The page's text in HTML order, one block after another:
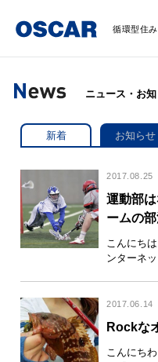
循環型住
ニュース・お
新着 お知らせ
2017.08.25
運動部
ームの
こんにち
ンターネ
2017.06.14
Rockな
こんにち